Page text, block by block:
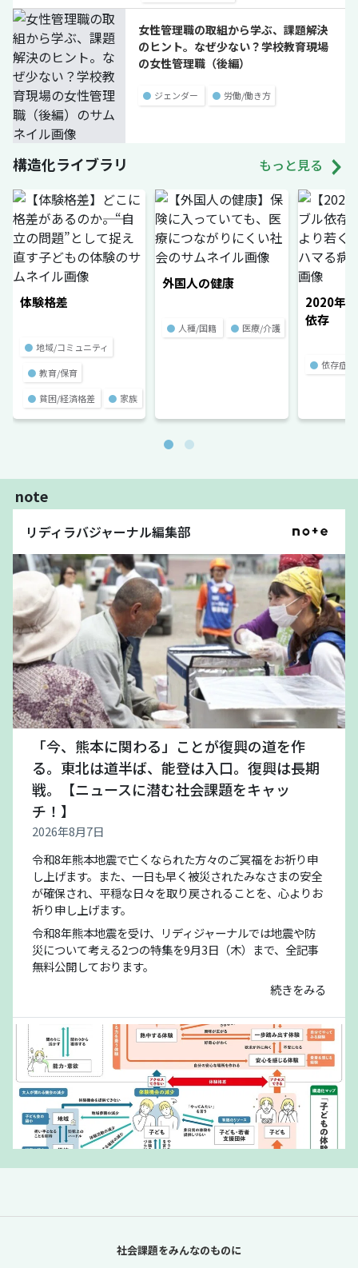
女性管理職の取組から学ぶ、課題解決
のヒント。なぜ少ない？学校教育現場
の女性管理職（後編）
● ジェンダー ● 労働/働き方
構造化ライブラリ もっと見る
体験格差
● 地域/コミュニティ
● 教育/保育
● 貧困/経済格差 ● 家族
外国人の健康
● 人種/国籍 ● 医療/介護
2020年
依存
● 依存症
note
リディラバジャーナル編集部
「今、熊本に関わる」ことが復興の道を作
る。東北は道半ば、能登は入口。復興は長期
戦。【ニュースに潜む社会課題をキャッ
チ！】
2026年8月7日
令和8年熊本地震で亡くなられた方々のご冥福をお祈り申
し上げます。また、一日も早く被災されたみなさまの安全
が確保され、平穏な日々を取り戻されることを、心よりお
祈り申し上げます。
令和8年熊本地震を受け、リディジャーナルでは地震や防
災について考える2つの特集を9月3日（木）まで、全記事
無料公開しております。
続きをみる
「夏休みの過ごし方は留守番」責任があるの
公開！】【ニュースに潜む社会課題をキャッ
社会課題をみんなのものに